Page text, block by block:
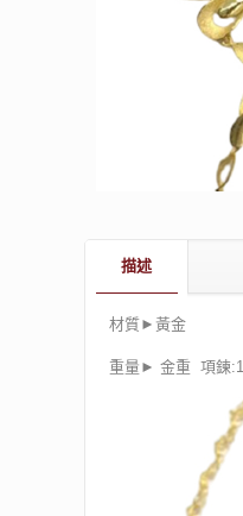
描述
材質►黃金
重量► 金重 項鍊